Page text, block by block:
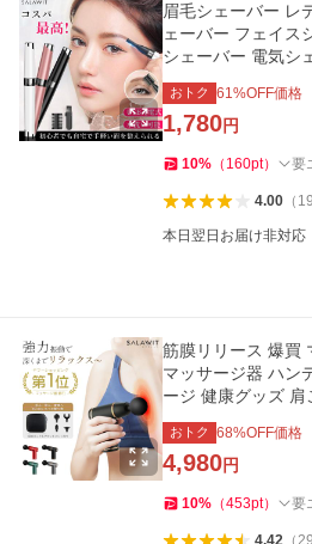
眉毛シェーバー レ
ェーバー フェイス
シェーバー 電気シ
おトク 61%OFF価格
1,780円
10% （ 160pt） 要
4.00（ 19
本日翌日お届け非対応
筋膜リリース 爆買
マッサージ器 ハン
ージ 健康グッズ 肩
階段
おトク 68%OFF価格
4,980円
10% （453pt） 要
4.42（